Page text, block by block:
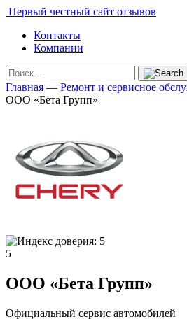
Первый честный сайт отзывов
Контакты
Компании
Главная — Ремонт и сервисное
ООО «Бета Групп»
5
ООО «Бета Групп»
Официальный сервис автомобилей